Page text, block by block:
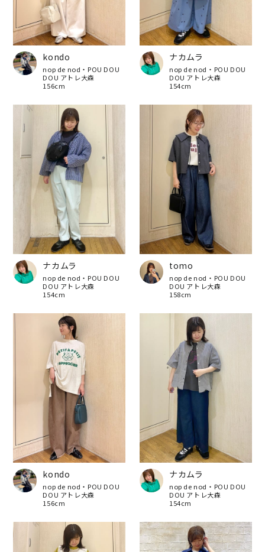
kondo
nop de nod・POU DOU
DOU アトレ大森
156cm
ナカムラ
nop de nod・POU DOU
DOU アトレ大森
154cm
ナカムラ
nop de nod・POU DOU
DOU アトレ大森
154cm
tomo
nop de nod・POU DOU
DOU アトレ大森
158cm
kondo
nop de nod・POU DOU
DOU アトレ大森
156cm
ナカムラ
nop de nod・POU DOU
DOU アトレ大森
154cm